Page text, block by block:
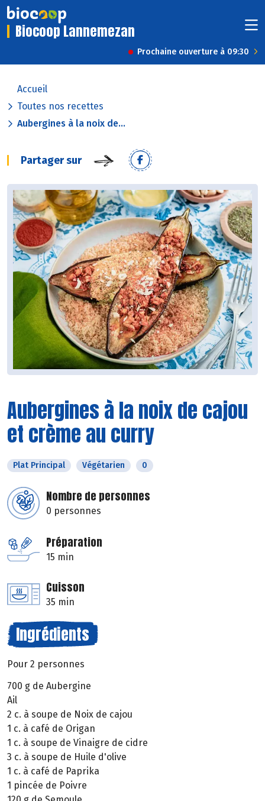
Biocoop Lannemezan
Prochaine ouverture à 09:30
Accueil
Toutes nos recettes
Aubergines à la noix de...
Partager sur
Aubergines à la noix de cajou
et crème au curry
Plat Principal Végétarien 0
Nombre de personnes
0 personnes
Préparation
15 min
Cuisson
35 min
Ingrédients
Pour 2 personnes
700 g de Aubergine
Ail
2 c. à soupe de Noix de cajou
1 c. à café de Origan
1 c. à soupe de Vinaigre de cidre
3 c. à soupe de Huile d'olive
1 c. à café de Paprika
1 pincée de Poivre